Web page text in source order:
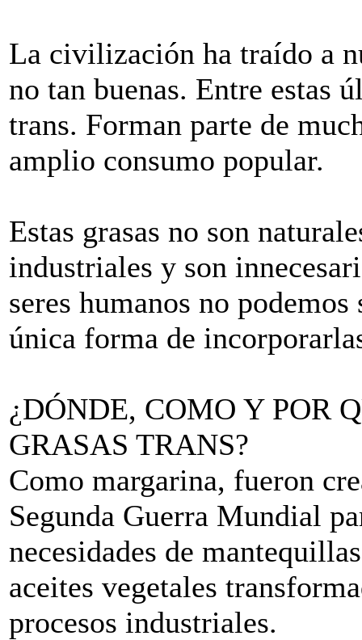
La civilización ha traído a
no tan buenas. Entre estas
trans. Forman parte de
amplio consumo popular.
Estas grasas no son
industriales y son
seres humanos no
única forma de
¿DÓNDE, COMO Y POR
GRASAS TRANS?
Como margarina, fueron
Segunda Guerra Mundial
necesidades de
aceites vegetales
procesos industriales.